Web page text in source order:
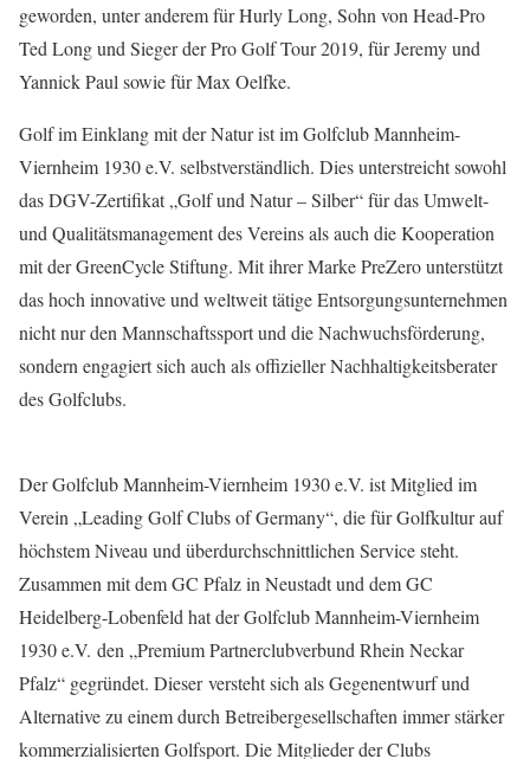
geworden, unter anderem für Hurly Long, Sohn von Head-Pro
Ted Long und Sieger der Pro Golf Tour 2019, für Jeremy und
Yannick Paul sowie für Max Oelfke.
Golf im Einklang mit der Natur ist im Golfclub Mannheim-
Viernheim 1930 e.V. selbstverständlich. Dies unterstreicht sowohl
das DGV-Zertifikat „Golf und Natur – Silber“ für das Umwelt-
und Qualitätsmanagement des Vereins als auch die Kooperation
mit der GreenCycle Stiftung. Mit ihrer Marke PreZero unterstützt
das hoch innovative und weltweit tätige Entsorgungsunternehmen
nicht nur den Mannschaftssport und die Nachwuchsförderung,
sondern engagiert sich auch als offizieller Nachhaltigkeitsberater
des Golfclubs.
Der Golfclub Mannheim-Viernheim 1930 e.V. ist Mitglied im
Verein „Leading Golf Clubs of Germany“, die für Golfkultur auf
höchstem Niveau und überdurchschnittlichen Service steht.
Zusammen mit dem GC Pfalz in Neustadt und dem GC
Heidelberg-Lobenfeld hat der Golfclub Mannheim-Viernheim
1930 e.V. den „Premium Partnerclubverbund Rhein Neckar
Pfalz“ gegründet. Dieser versteht sich als Gegenentwurf und
Alternative zu einem durch Betreibergesellschaften immer stärker
kommerzialisierten Golfsport. Die Mitglieder der Clubs